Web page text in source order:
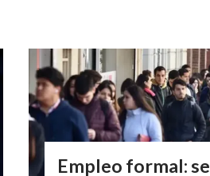
Empleo formal: se